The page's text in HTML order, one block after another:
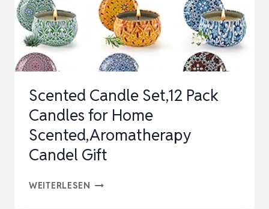
KERZE
FÜR
FRAUEN
SET
MIT
180S…
Scented Candle Set,12 Pack
Candles for Home
Scented,Aromatherapy
Candel Gift
WEITERLESEN SCENTED